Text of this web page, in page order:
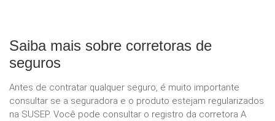
Saiba mais sobre corretoras de
seguros
Antes de contratar qualquer seguro, é muito importante
consultar se a seguradora e o produto estejam regularizados
na SUSEP. Você pode consultar o registro da corretora A